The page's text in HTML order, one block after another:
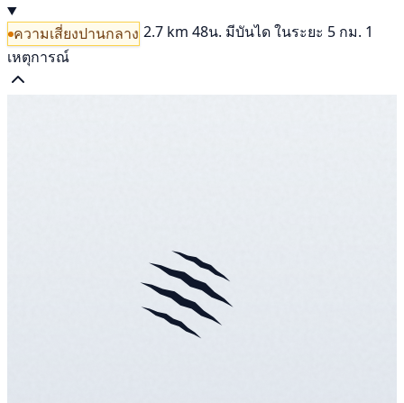
ความเสี่ยงปานกลาง 2.7 km 48น. มีบันไดในระยะ 5 กม. 1
เหตุการณ์